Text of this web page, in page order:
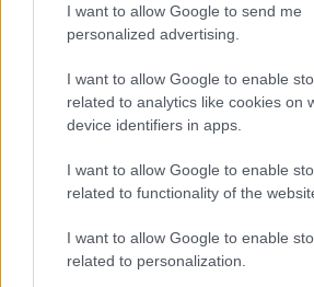
I want to allow Google to send me
personalized advertising.
I want to allow Google to enable
related to analytics like cookies on
device identifiers in apps.
I want to allow Google to enable
related to functionality of the
I want to allow Google to enable
related to personalization.
17 éve
én csak azt nem értem, miért
egyszer már bevált? Kistesó nem
vaterázd el, én lehet hogy vevő
lassan utat adunk az életnek újra
Fel-mary
17 éve
:-) Ez igazán jó hír! Éljen a